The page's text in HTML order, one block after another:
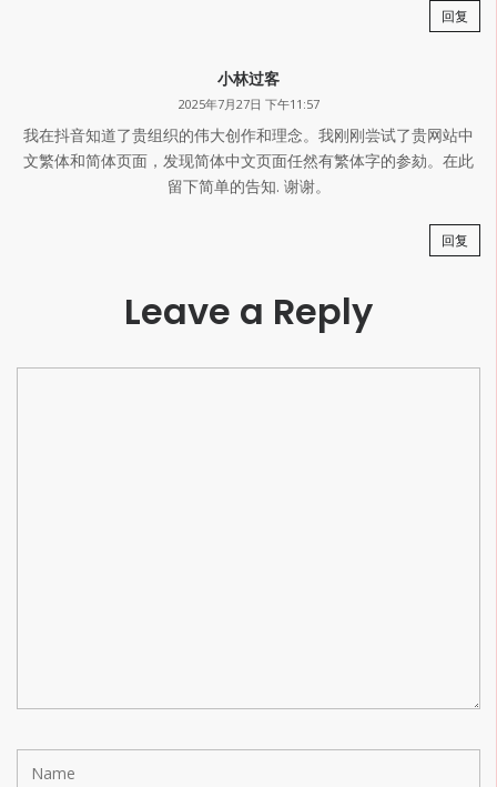
回复
小林过客
2025年7月27日 下午11:57
我在抖音知道了贵组织的伟大创作和理念。我刚刚尝试了贵网站中
文繁体和简体页面，发现简体中文页面任然有繁体字的参劾。在此
留下简单的告知. 谢谢。
回复
Leave a Reply